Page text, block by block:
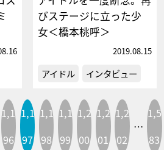
びステージに立った少
女＜橋本桃呼＞
2019.08.15
アイドル インタビュー
1,1
96
1,1
97
1,1
98
1,1
99
1,2
00
1,2
01
1,2
02
…
1,5
83